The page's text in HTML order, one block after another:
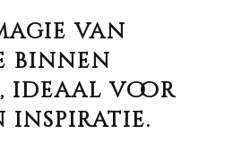
van
binnen
ideaal voor
inspiratie.